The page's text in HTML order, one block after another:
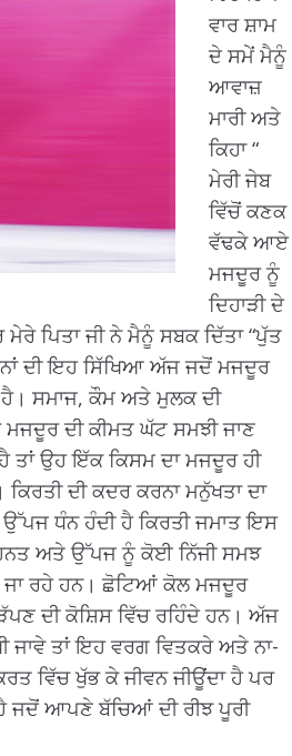
ਵਾਰ ਸ਼ਾਮ
ਦੇ ਸਮੇਂ ਮੈਨੂੰ
ਆਵਾਜ਼
ਮਾਰੀ ਅਤੇ
ਕਿਹਾ “
ਮੇਰੀ ਜੇਬ
ਵਿੱਚੋਂ ਕਣਕ
ਵੱਢਕੇ ਆਏ
ਮਜਦੂਰ ਨੂੰ
ਦਿਹਾੜੀ ਦੇ
ਪਿਤਾ ਜੀ ਨੇ ਮੈਨੂੰ ਸਬਕ ਦਿੱਤਾ “ਪੁੱਤ
ਦੀ ਇਹ ਸਿੱਖਿਆ ਅੱਜ ਜਦੋਂ ਮਜਦੂਰ
ਸਮਾਜ, ਕੌਮ ਅਤੇ ਮੁਲਕ ਦੀ
ਦੀ ਕੀਮਤ ਘੱਟ ਸਮਝੀ ਜਾਣ
ਤਾਂ ਉਹ ਇੱਕ ਕਿਸਮ ਦਾ ਮਜਦੂਰ ਹੀ
ਦੀ ਕਦਰ ਕਰਨਾ ਮਨੁੱਖਤਾ ਦਾ
ਉੱਪਜ ਧੰਨ ਹੰਦੀ ਹੈ ਕਿਰਤੀ ਜਮਾਤ ਇਸ
ਅਤੇ ਉੱਪਜ ਨੂੰ ਕੋਈ ਨਿੱਜੀ ਸਮਝ
ਜਾ ਰਹੇ ਹਨ। ਛੋਟਿਆਂ ਕੋਲ ਮਜਦੂਰ
ਦੀ ਕੋਸ਼ਿਸ ਵਿੱਚ ਰਹਿੰਦੇ ਹਨ। ਅੱਜ
ਜਾਵੇ ਤਾਂ ਇਹ ਵਰਗ ਵਿਤਕਰੇ ਅਤੇ ਨਾ-
ਵਿੱਚ ਖੁੱਭ ਕੇ ਜੀਵਨ ਜੀਊਂਦਾ ਹੈ ਪਰ
ਜਦੋਂ ਆਪਣੇ ਬੱਚਿਆਂ ਦੀ ਰੀਝ ਪੂਰੀ